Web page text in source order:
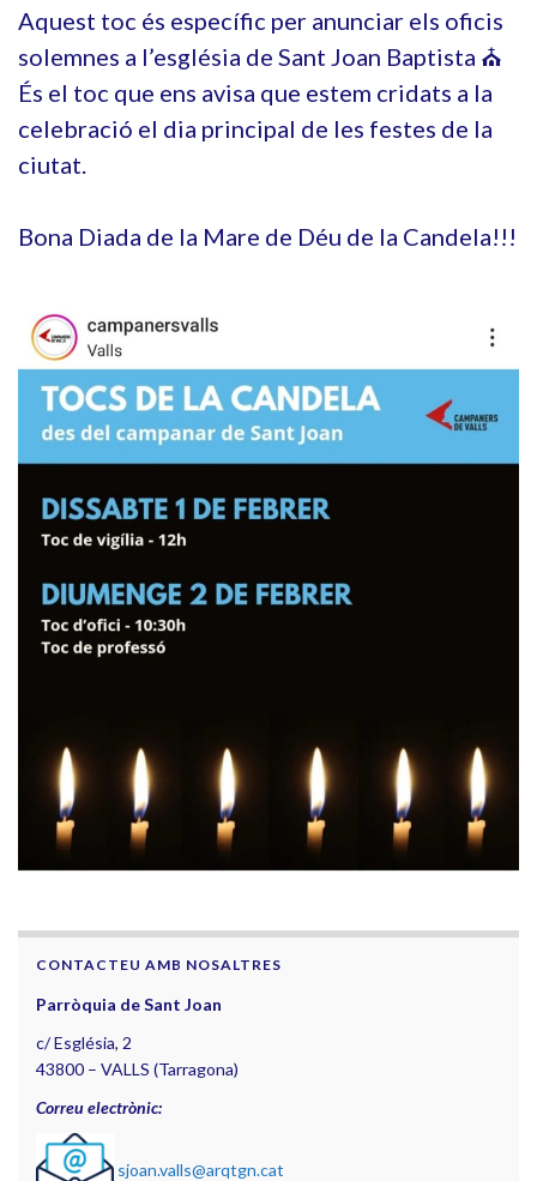
Aquest toc és específic per anunciar els oficis
solemnes a l’església de Sant Joan Baptista ⛪
És el toc que ens avisa que estem cridats a la
celebració el dia principal de les festes de la
ciutat.
Bona Diada de la Mare de Déu de la Candela!!!
CONTACTEU AMB NOSALTRES
Parròquia de Sant Joan
c/ Església, 2
43800 – VALLS (Tarragona)
Correu electrònic:
sjoan.valls@arqtgn.cat